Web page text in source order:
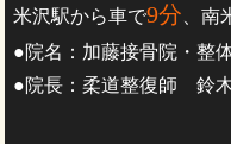
米沢駅から車で9分 、
●院名：加藤接骨院・整
●院長：柔道整復師 鈴